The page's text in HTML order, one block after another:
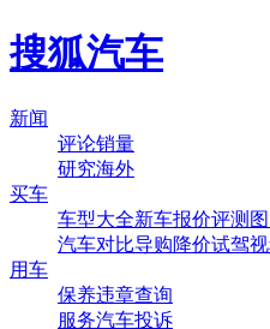
搜狐汽车
新闻
评论销量
研究海外
买车
车型大全新车报价评测
汽车对比导购降价试驾
用车
保养违章查询
服务汽车投诉